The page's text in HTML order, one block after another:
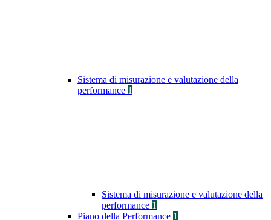
Sistema di misurazione e valutazione della
performance 1
Sistema di misurazione e valutazione della
performance 1
Piano della Performance 1